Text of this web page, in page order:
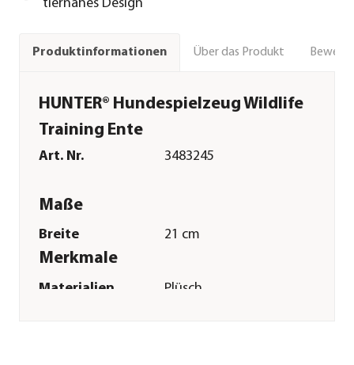
tiernahes Design
Produktinformationen Über das Produkt
HUNTER® Hundespielzeug Wildlife
Training Ente
Art. Nr. 3483245
Maße
Breite 21 cm
Merkmale
Materialien Plüsch